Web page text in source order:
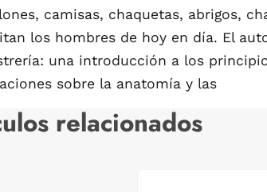
camisas, chaquetas, abrigos,
los hombres de hoy en día. El
una introducción a los
sobre la anatomía y las
relacionados